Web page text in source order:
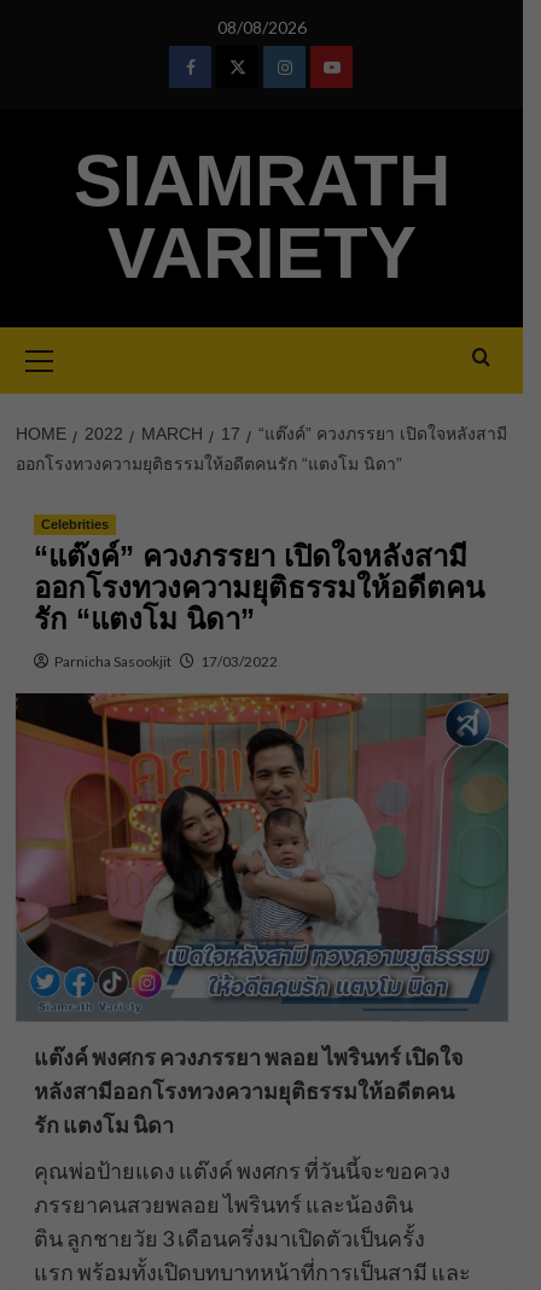
08/08/2026
FacebookTwitterInstagramYoutube
SIAMRATH
VARIETY
Menu
HOME 2022 MARCH 17
“แต๊งค์” ควงภรรยา เปิดใจหลังสามี
ออกโรงทวงความยุติธรรมให้อดีตคนรัก “แตงโม นิดา”
Celebrities
“แต๊งค์” ควงภรรยา เปิดใจหลังสามี
ออกโรงทวงความยุติธรรมให้อดีตคน
รัก “แตงโม นิดา”
Parnicha Sasookjit 17/03/2022
แต๊งค์ พงศกร ควงภรรยา พลอย ไพรินทร์ เปิดใจ
หลังสามีออกโรงทวงความยุติธรรมให้อดีตคน
รัก แตงโม นิดา
คุณพ่อป้ายแดง แต๊งค์ พงศกร ที่วันนี้จะขอควง
ภรรยาคนสวยพลอย ไพรินทร์ และน้องติน
ติน ลูกชายวัย 3 เดือนครึ่งมาเปิดตัวเป็นครั้ง
แรก พร้อมทั้งเปิดบทบาทหน้าที่การเป็นสามี และ